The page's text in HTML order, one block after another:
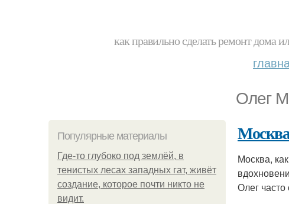
как правильно сделать ремонт дома
Олег
Популярные материалы
Где-то глубоко под землёй, в
тенистых лесах западных гат, живёт
создание, которое почти никто не
видит.
Москва,
Олег